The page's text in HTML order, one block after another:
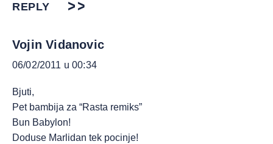
REPLY
Vojin Vidanovic
06/02/2011 u 00:34
Bjuti,
Pet bambija za “Rasta remiks”
Bun Babylon!
Doduse Marlidan tek pocinje!